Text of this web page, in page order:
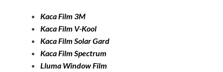
Kaca Film 3M
Kaca Film V-Kool
Kaca Film Solar Gard
Kaca Film Spectrum
Lluma Window Film